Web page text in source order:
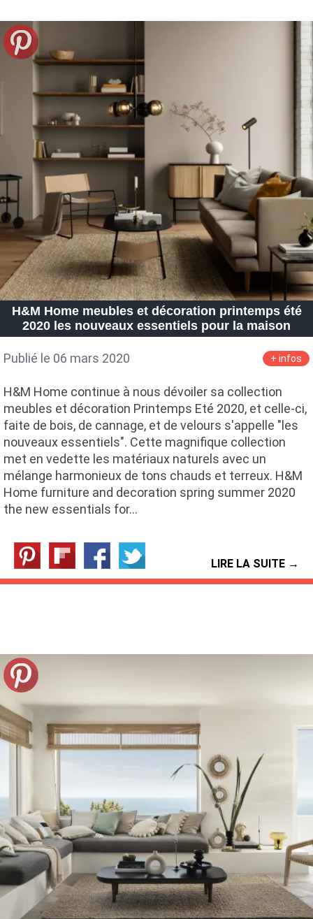
H&M Home meubles et décoration printemps été
2020 les nouveaux essentiels pour la maison
Publié le 06 mars 2020 + infos
H&M Home continue à nous dévoiler sa collection
meubles et décoration Printemps Eté 2020, et celle-ci,
faite de bois, de cannage, et de velours s'appelle "les
nouveaux essentiels". Cette magnifique collection
met en vedette les matériaux naturels avec un
mélange harmonieux de tons chauds et terreux. H&M
Home furniture and decoration spring summer 2020
the new essentials for…
LIRE LA SUITE →